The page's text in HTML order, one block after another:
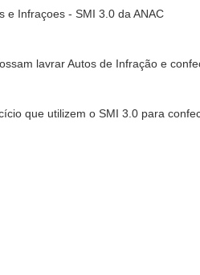
e Infraçoes - SMI 3.0 da ANAC
lavrar Autos de Infração e
que utilizem o SMI 3.0 para